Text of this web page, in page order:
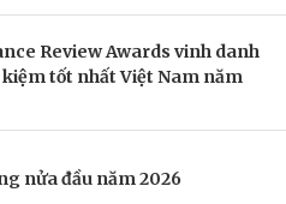
Review Awards vinh danh
tốt nhất Việt Nam năm
nửa đầu năm 2026